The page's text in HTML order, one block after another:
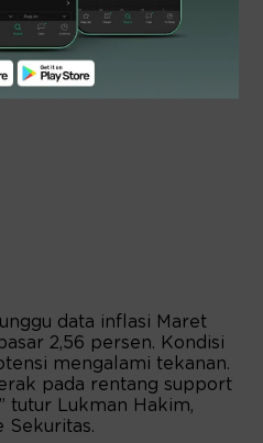
data inflasi Maret
2,56 persen. Kondisi
mengalami tekanan.
pada rentang support
tutur Lukman Hakim,
Sekuritas.